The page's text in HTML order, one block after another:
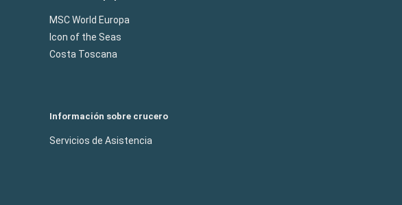
MSC World Europa
Icon of the Seas
Costa Toscana
Información sobre crucero
Servicios de Asistencia